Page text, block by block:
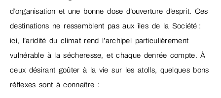
d’organisation et une bonne dose d’ouverture d’esprit. Ces
destinations ne ressemblent pas aux îles de la Société :
ici, l’aridité du climat rend l’archipel particulièrement
vulnérable à la sécheresse, et chaque denrée compte. À
ceux désirant goûter à la vie sur les atolls, quelques bons
réflexes sont à connaître :